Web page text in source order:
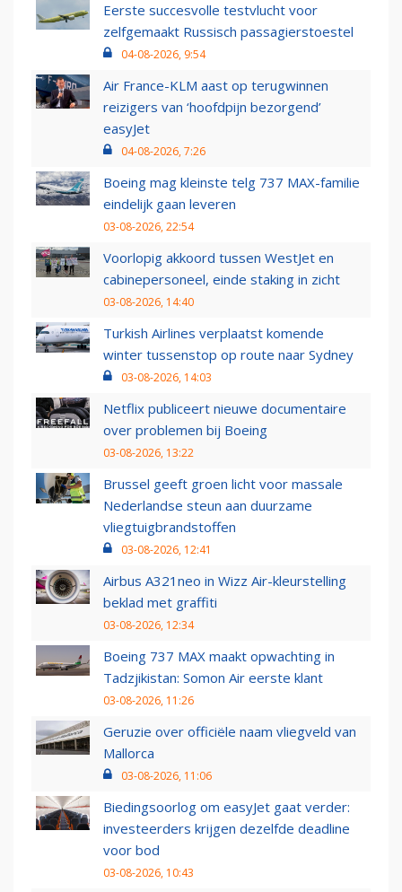
Eerste succesvolle testvlucht voor
zelfgemaakt Russisch passagierstoestel
04-08-2026, 9:54
Air France-KLM aast op terugwinnen
reizigers van ‘hoofdpijn bezorgend’
easyJet
04-08-2026, 7:26
Boeing mag kleinste telg 737 MAX-familie
eindelijk gaan leveren
03-08-2026, 22:54
Voorlopig akkoord tussen WestJet en
cabinepersoneel, einde staking in zicht
03-08-2026, 14:40
Turkish Airlines verplaatst komende
winter tussenstop op route naar Sydney
03-08-2026, 14:03
Netflix publiceert nieuwe documentaire
over problemen bij Boeing
03-08-2026, 13:22
Brussel geeft groen licht voor massale
Nederlandse steun aan duurzame
vliegtuigbrandstoffen
03-08-2026, 12:41
Airbus A321neo in Wizz Air-kleurstelling
beklad met graffiti
03-08-2026, 12:34
Boeing 737 MAX maakt opwachting in
Tadzjikistan: Somon Air eerste klant
03-08-2026, 11:26
Geruzie over officiële naam vliegveld van
Mallorca
03-08-2026, 11:06
Biedingsoorlog om easyJet gaat verder:
investeerders krijgen dezelfde deadline
voor bod
03-08-2026, 10:43